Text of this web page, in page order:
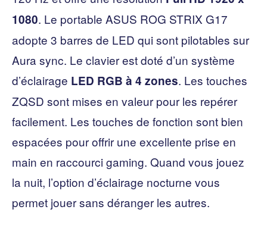
1080. Le portable ASUS ROG STRIX G17
adopte 3 barres de LED qui sont pilotables sur
Aura sync. Le clavier est doté d’un système
d’éclairage LED RGB à 4 zones. Les touches
ZQSD sont mises en valeur pour les repérer
facilement. Les touches de fonction sont bien
espacées pour offrir une excellente prise en
main en raccourci gaming. Quand vous jouez
la nuit, l’option d’éclairage nocturne vous
permet jouer sans déranger les autres.